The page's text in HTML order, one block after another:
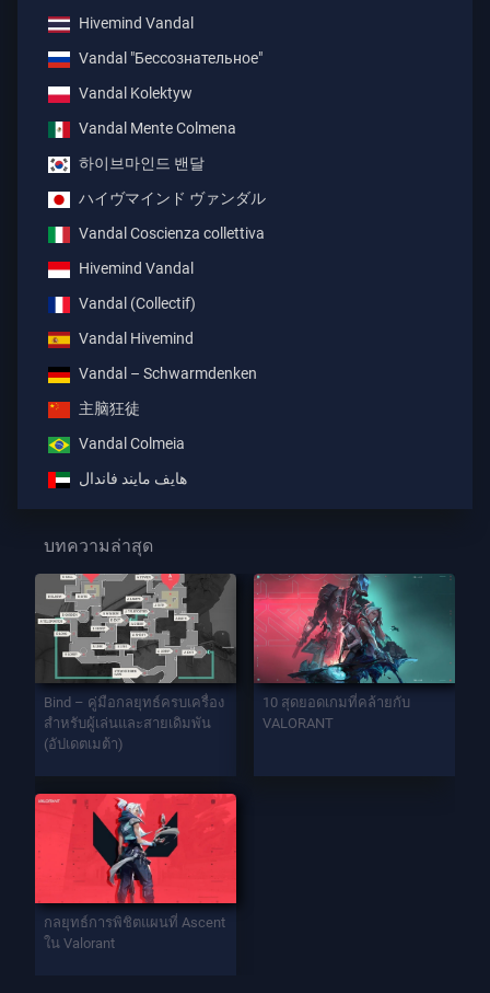
Hivemind Vandal
Vandal "Бессознательное"
Vandal Kolektyw
Vandal Mente Colmena
하이브마인드 밴달
ハイヴマインド ヴァンダル
Vandal Coscienza collettiva
Hivemind Vandal
Vandal (Collectif)
Vandal Hivemind
Vandal – Schwarmdenken
主脑狂徒
Vandal Colmeia
هايف مايند فاندال
บทความล่าสุด
Bind – คู่มือกลยุทธ์ครบเครื่อง
สำหรับผู้เล่นและสายเดิมพัน
(อัปเดตเมต้า)
10 สุดยอดเกมที่คล้ายกับ
VALORANT
กลยุทธ์การพิชิตแผนที่ Ascent
ใน Valorant